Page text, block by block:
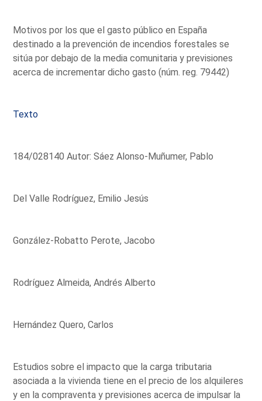
Motivos por los que el gasto público en España
destinado a la prevención de incendios forestales se
sitúa por debajo de la media comunitaria y previsiones
acerca de incrementar dicho gasto (núm. reg. 79442)
Texto
184/028140 Autor: Sáez Alonso-Muñumer, Pablo
Del Valle Rodríguez, Emilio Jesús
González-Robatto Perote, Jacobo
Rodríguez Almeida, Andrés Alberto
Hernández Quero, Carlos
Estudios sobre el impacto que la carga tributaria
asociada a la vivienda tiene en el precio de los alquileres
y en la compraventa y previsiones acerca de impulsar la